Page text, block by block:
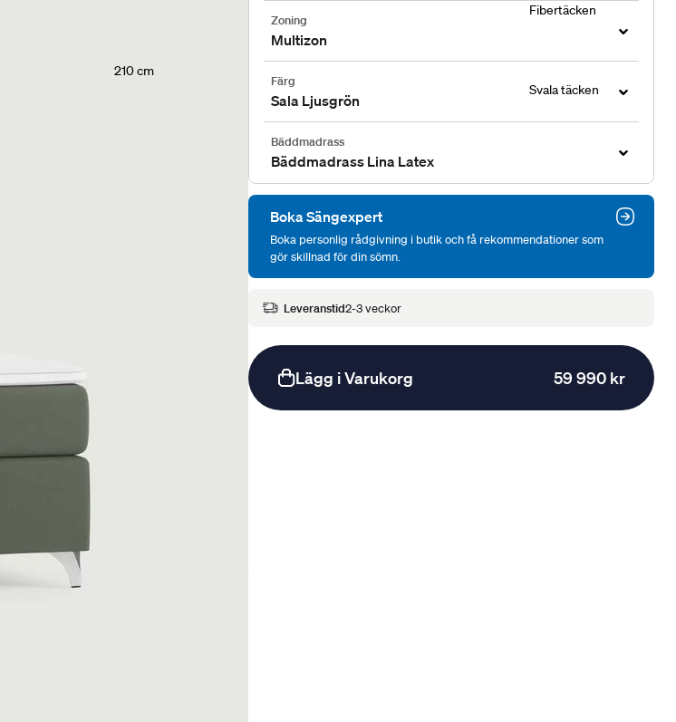
210 cm
Fibertäcken
Svala täcken
Zoning
Multizon
Färg
Sala Ljusgrön
Bäddmadrass
Bäddmadrass Lina Latex
Boka Sängexpert
Boka personlig rådgivning i butik och få rekommendationer som
gör skillnad för din sömn.
Leveranstid2-3 veckor
Lägg i Varukorg 59 990 kr